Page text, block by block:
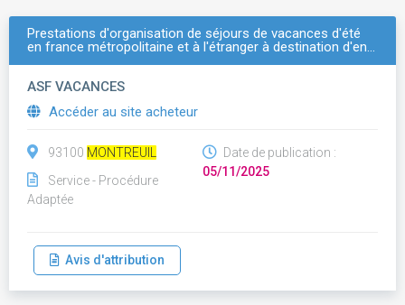
Prestations d'organisation de séjours de vacances d'été
en france métropolitaine et à l'étranger à destination d'en…
ASF VACANCES
Accéder au site acheteur
93100 MONTREUIL
Service - Procédure
Adaptée
Date de publication :
05/11/2025
Avis d'attribution